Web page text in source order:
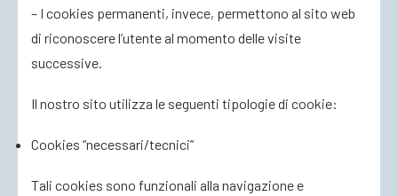
– I cookies permanenti, invece, permettono al sito web
di riconoscere l’utente al momento delle visite
successive.
Il nostro sito utilizza le seguenti tipologie di cookie:
Cookies “necessari/tecnici”
Tali cookies sono funzionali alla navigazione e